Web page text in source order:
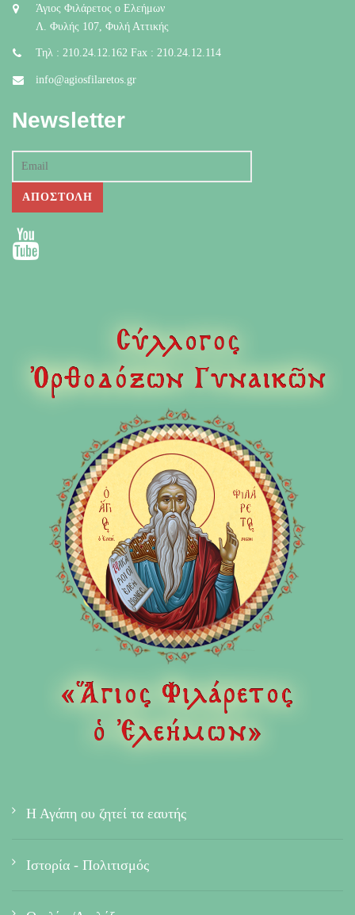
Άγιος Φιλάρετος ο Ελεήμων
Λ. Φυλής 107, Φυλή Αττικής
Τηλ : 210.24.12.162 Fax : 210.24.12.114
info@agiosfilaretos.gr
Newsletter
Η Αγάπη ου ζητεί τα εαυτής
Ιστορία - Πολιτισμός